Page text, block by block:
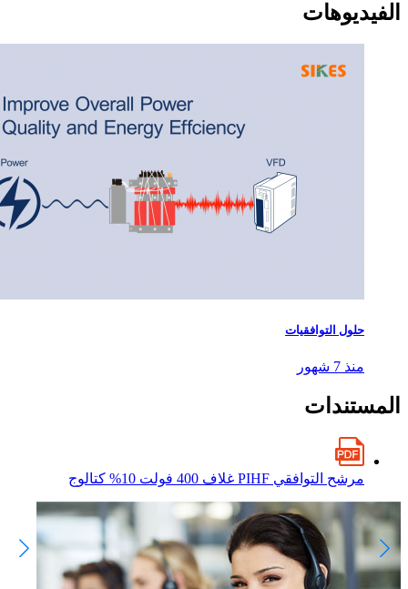
الفيديوهات
حلول التوافقيات
منذ 7 شهور
المستندات
مرشح التوافقي PIHF غلاف 400 فولت 10% كتالوج